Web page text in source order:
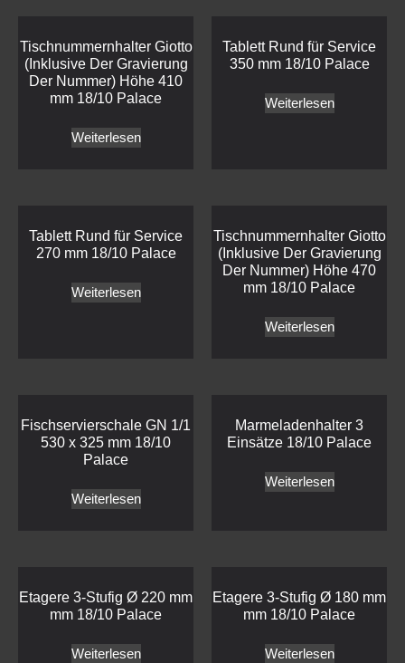
Tischnummernhalter Giotto
(Inklusive Der Gravierung
Der Nummer) Höhe 410
mm 18/10 Palace
Weiterlesen
Tablett Rund für Service
350 mm 18/10 Palace
Weiterlesen
Tablett Rund für Service
270 mm 18/10 Palace
Weiterlesen
Tischnummernhalter Giotto
(Inklusive Der Gravierung
Der Nummer) Höhe 470
mm 18/10 Palace
Weiterlesen
Fischservierschale GN 1/1
530 x 325 mm 18/10
Palace
Weiterlesen
Marmeladenhalter 3
Einsätze 18/10 Palace
Weiterlesen
Etagere 3-Stufig Ø 220 mm
mm 18/10 Palace
Weiterlesen
Etagere 3-Stufig Ø 180 mm
mm 18/10 Palace
Weiterlesen